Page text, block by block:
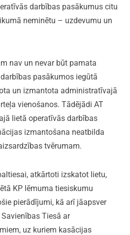
darbības pasākumus citu
neminētu – uzdevumu un
nav un nevar būt pamata
pasākumos iegūtā
un izmantota administratīvajā
vienošanos. Tādējādi AT
lietā operatīvās darbības
izmantošana neatbilda
tvērumam.
atkārtoti izskatot lietu,
KP lēmuma tiesiskumu
pierādījumi, kā arī jāapsver
Tiesā ar
uz kuriem kasācijas